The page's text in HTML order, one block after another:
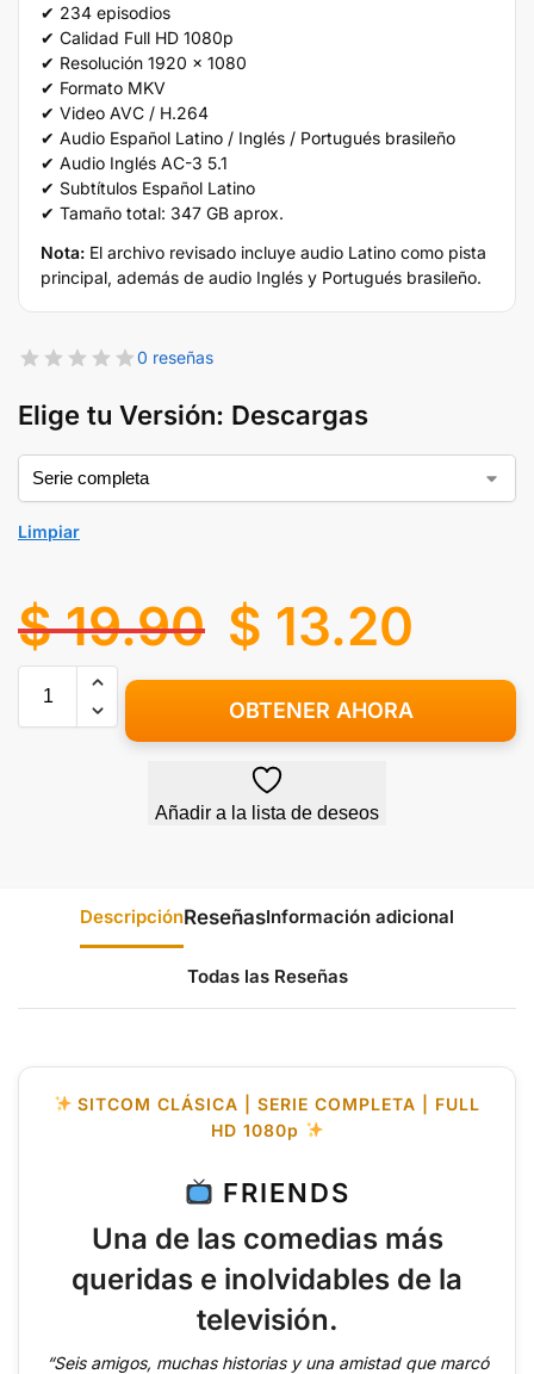
✔ 234 episodios
✔ Calidad Full HD 1080p
✔ Resolución 1920 x 1080
✔ Formato MKV
✔ Video AVC / H.264
✔ Audio Español Latino / Inglés / Portugués brasileño
✔ Audio Inglés AC-3 5.1
✔ Subtítulos Español Latino
✔ Tamaño total: 347 GB aprox.
Nota: El archivo revisado incluye audio Latino como pista
principal, además de audio Inglés y Portugués brasileño.
0 reseñas
Elige tu Versión: Descargas
Limpiar
$19.90 $ 13.20
OBTENER AHORA
Añadir a la lista de deseos
Descripción Información adicional
Todas las Reseñas
SITCOM CLÁSICA | SERIE COMPLETA | FULL
HD 1080p
FRIENDS
Una de las comedias más
queridas e inolvidables de la
televisión.
“Seis amigos, muchas historias y una amistad que marcó